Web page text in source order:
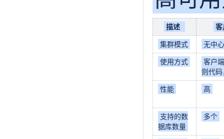
描述 客
集群模式 无中
使用方式
客户
则代
性能 高
支持的数
据库数量
多个